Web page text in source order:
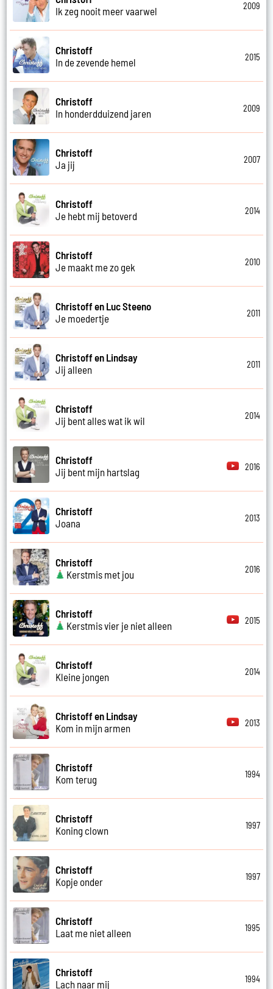
Ik zeg nooit meer vaarwel
2009
Christoff
In de zevende hemel
2015
Christoff
In honderdduizend jaren
2009
Christoff
Ja jij
2007
Christoff
Je hebt mij betoverd
2014
Christoff
Je maakt me zo gek
2010
Christoff en Luc Steeno
Je moedertje
2011
Christoff en Lindsay
Jij alleen
2011
Christoff
Jij bent alles wat ik wil
2014
Christoff
Jij bent mijn hartslag
2016
Christoff
Joana
2013
Christoff
Kerstmis met jou
2016
Christoff
Kerstmis vier je niet alleen
2015
Christoff
Kleine jongen
2014
Christoff en Lindsay
Kom in mijn armen
2013
Christoff
Kom terug
1994
Christoff
Koning clown
1997
Christoff
Kopje onder
1997
Christoff
Laat me niet alleen
1995
Christoff
Lach naar mij
1994